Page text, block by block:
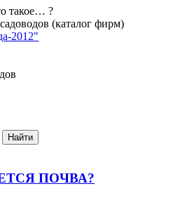
такое… ?
(каталог фирм)
2012"
Найти
ПОЧВА?